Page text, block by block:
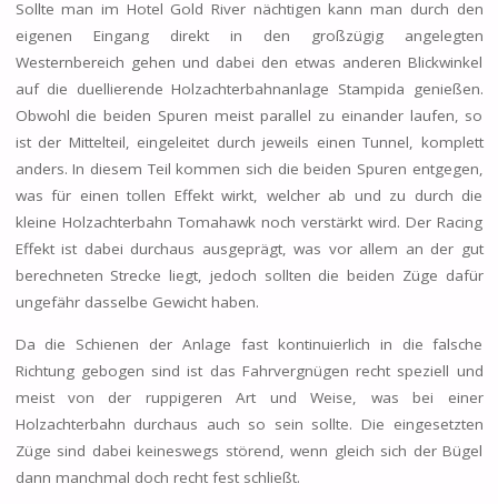
Sollte man im Hotel Gold River nächtigen kann man durch den
eigenen Eingang direkt in den großzügig angelegten
Westernbereich gehen und dabei den etwas anderen Blickwinkel
auf die duellierende Holzachterbahnanlage Stampida genießen.
Obwohl die beiden Spuren meist parallel zu einander laufen, so
ist der Mittelteil, eingeleitet durch jeweils einen Tunnel, komplett
anders. In diesem Teil kommen sich die beiden Spuren entgegen,
was für einen tollen Effekt wirkt, welcher ab und zu durch die
kleine Holzachterbahn Tomahawk noch verstärkt wird. Der Racing
Effekt ist dabei durchaus ausgeprägt, was vor allem an der gut
berechneten Strecke liegt, jedoch sollten die beiden Züge dafür
ungefähr dasselbe Gewicht haben.
Da die Schienen der Anlage fast kontinuierlich in die falsche
Richtung gebogen sind ist das Fahrvergnügen recht speziell und
meist von der ruppigeren Art und Weise, was bei einer
Holzachterbahn durchaus auch so sein sollte. Die eingesetzten
Züge sind dabei keineswegs störend, wenn gleich sich der Bügel
dann manchmal doch recht fest schließt.